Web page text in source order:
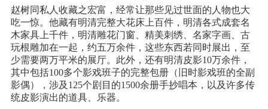
赵树同私人收藏之宏富，经常让那些见过世面的人物也大
吃一惊。他藏有明清完整大花床上百件，明清各式成套名
木家具上千件，明清雕花门窗、精美刺绣、名家字画、古
玩根雕加在一起，约五万余件，这些东西若同时展出，至
少需要两万平米的展厅。此外，还有明清皮影10万余件，
其中包括100多个影戏班子的完整包册（旧时影戏班的全副
影偶），涉及125个剧目的1500余册手抄唱本，以及许多传
统皮影演出的道具、乐器。